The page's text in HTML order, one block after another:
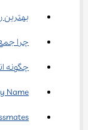
چرا جمع‌ بندی انگلیسی هفتم اهمیت زیادی
چگونه
Name